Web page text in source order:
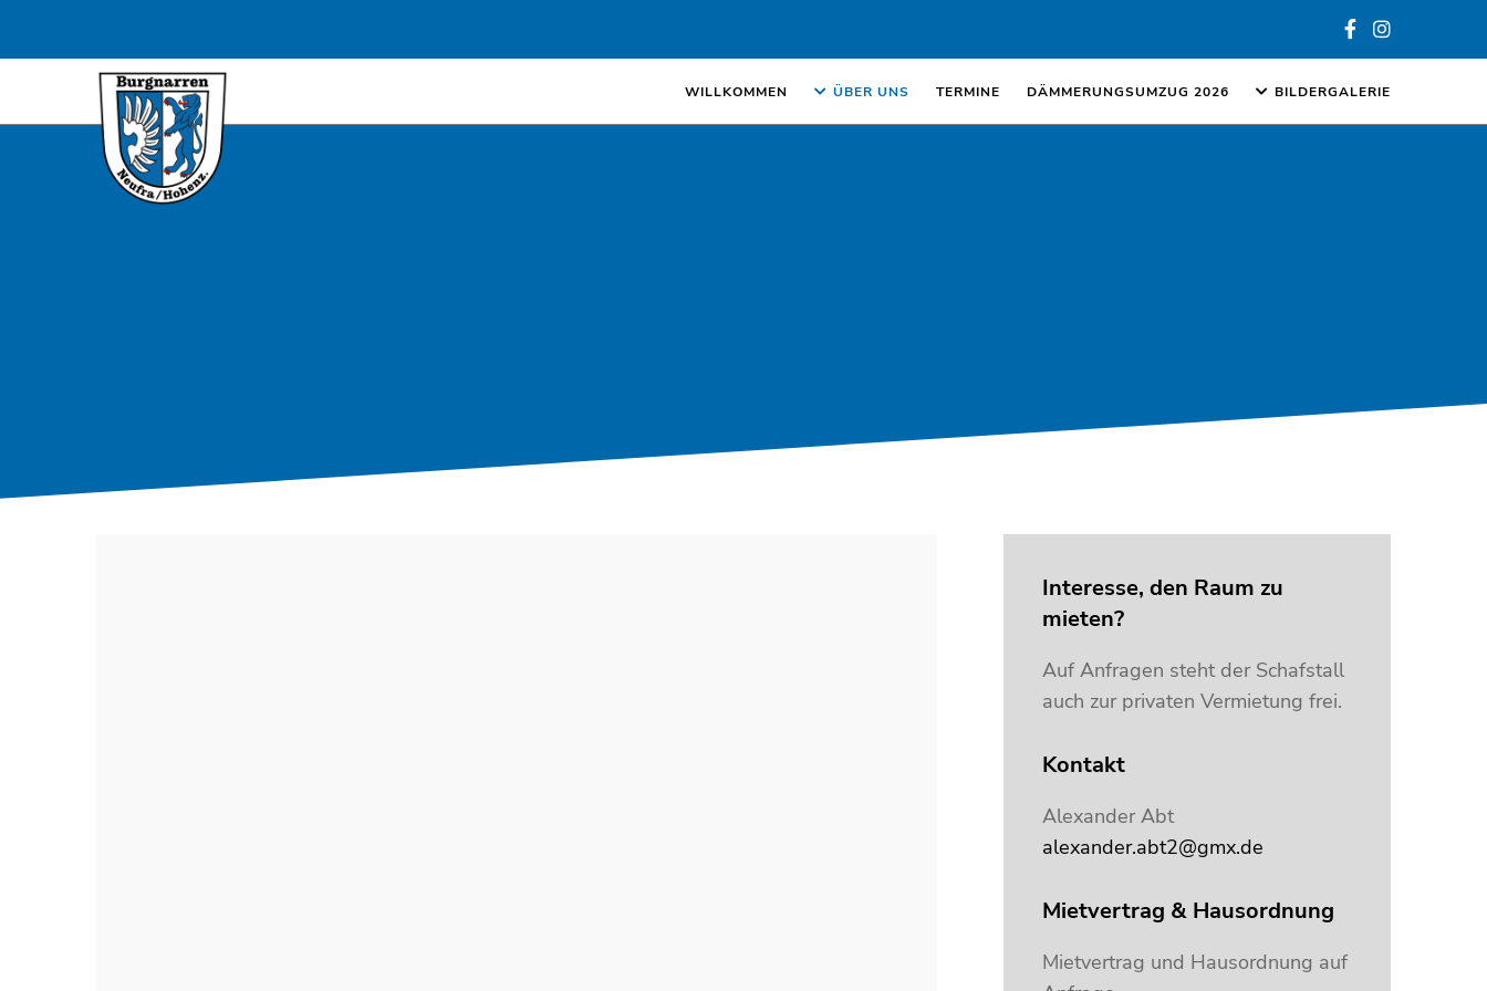
WILLKOMMEN ÜBER UNS TERMINE DÄMMERUNGSUMZUG 2026 BILDERGALERIE
Interesse, den Raum zu
mieten?
Auf Anfragen steht der Schafstall
auch zur privaten Vermietung frei.
Kontakt
Alexander Abt
alexander.abt2@gmx.de
Mietvertrag & Hausordnung
Mietvertrag und Hausordnung auf